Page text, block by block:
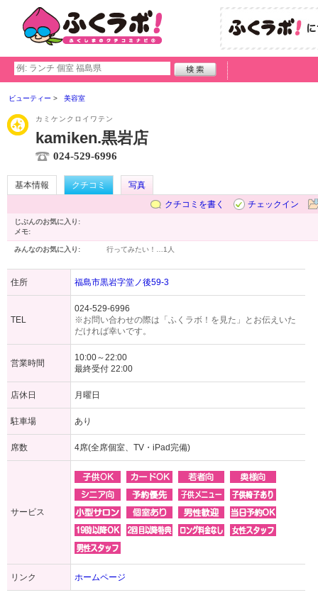
ビューティー 美容室
カミケンクロイワテン
kamiken.黒岩店
024-529-6996
基本情報 クチコミ
写真
クチコミを書く
チェックイン
じぶんのお気に入り:
メモ:
みんなのお気に入り: 行ってみたい！… 1人
住所 福島市黒岩字堂ノ後59-3
TEL
024-529-6996
※お問い合わせの際は「ふくラボ！を見た」とお伝えいた
だければ幸いです。
営業時間
10:00～22:00
最終受付 22:00
店休日 月曜日
駐車場 あり
席数 4席(全席個室、TV・iPad完備)
サービス
リンク ホームページ